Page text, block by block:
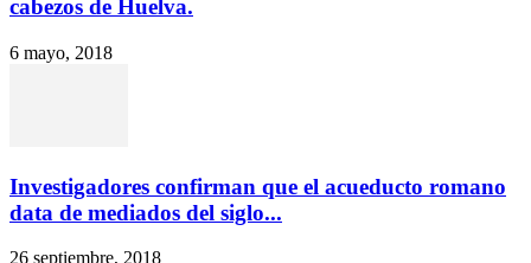
cabezos de Huelva.
6 mayo, 2018
Investigadores confirman que el acueducto romano
data de mediados del siglo...
26 septiembre, 2018